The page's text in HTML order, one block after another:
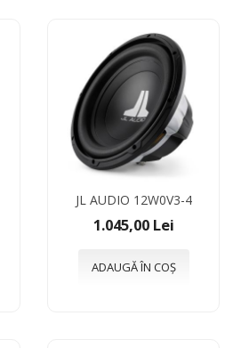
JL AUDIO 12W0V3-4
1.045,00 Lei
ADAUGĂ ÎN COȘ